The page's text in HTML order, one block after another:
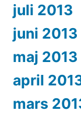
juli 2013
juni 2013
maj 2013
april
mars